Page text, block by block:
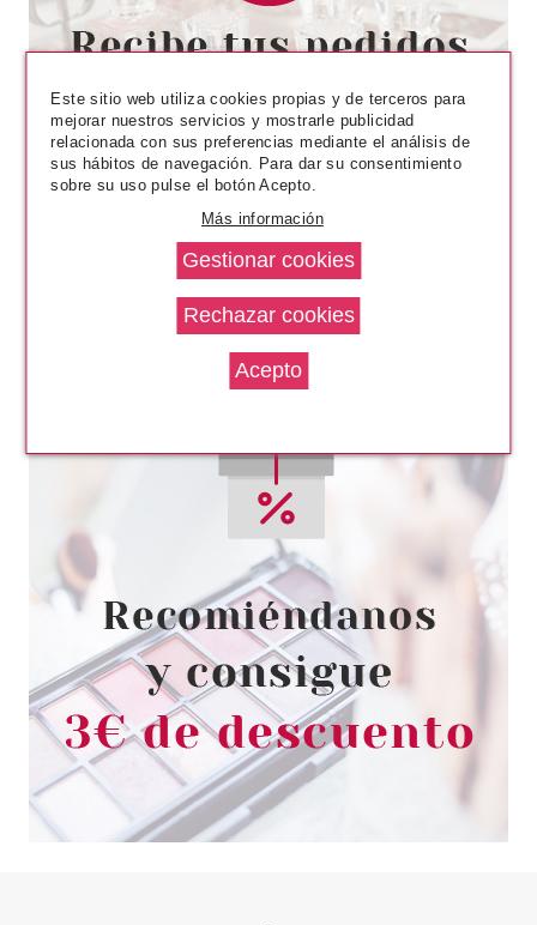
VERSACE
VERSACE BRIGHT CRYSTAL
Pvr 95.00€
-39%
desde
57.99€
VERSACE
VERSACE CRYSTAL NOIR EDT
90 ML
Pvr 126.00€
-47%
desde
66.90€
Este sitio web utiliza cookies propias y de terceros para
mejorar nuestros servicios y mostrarle publicidad
relacionada con sus preferencias mediante el análisis de
sus hábitos de navegación. Para dar su consentimiento
sobre su uso pulse el botón Acepto.
Más información